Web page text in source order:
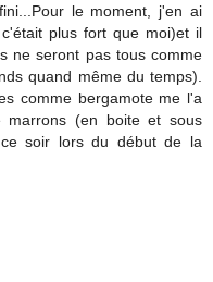
le moment, j'en ai
plus fort que moi)et il
ne seront pas tous comme
quand même du temps).
comme bergamote me l'a
marrons (en boite et sous
soir lors du début de la